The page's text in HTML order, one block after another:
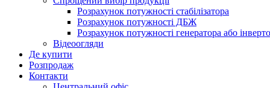
Розрахунок потужності стабілізатора
Розрахунок потужності ДБЖ
Розрахунок потужності генератора або
Відеоогляди
Де купити
Розпродаж
Контакти